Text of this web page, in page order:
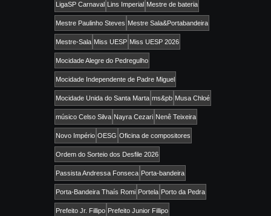
LigaSP Carnaval Lins Imperial Mestre de bateria
Mestre Paulinho Steves Mestre Sala&Portabandeira
Mestre-Sala Miss UESP Miss UESP 2026
Mocidade Alegre do Pedregulho
Mocidade Independente de Padre Miguel
Mocidade Unida do Santa Marta ms&pb Musa Chloé
músico Celso Silva Nayra Cezari Nenê Teixeira
Novo Império OESG Oficina de compositores
Ordem do Sorteio dos Desfile 2026
Passista Andressa Fonseca Porta-bandeira
Porta-Bandeira Thaís Romi Portela Porto da Pedra
Prefeito Jr. Fillipo Prefeito Junior Fillipo